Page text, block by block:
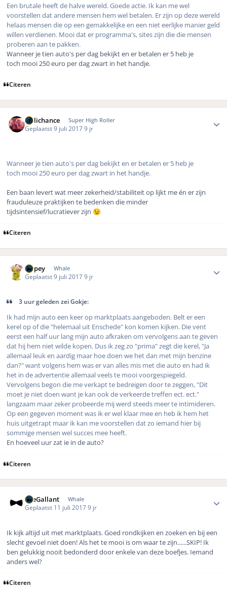
Een brutale heeft de halve wereld. Goede actie. Ik kan me wel
voorstellen dat andere mensen hem wel betalen. Er zijn op deze wereld
helaas mensen die op een gemakkelijke en een niet eerlijke manier geld
willen verdienen. Mooi dat er programma's, sites zijn die die mensen
proberen aan te pakken.
Wanneer je tien auto's per dag bekijkt en er betalen er 5 heb je
toch mooi 250 euro per dag zwart in het handje.
Citeren
Hillichance Super High Roller
Geplaatst9 juli 20179 jr
Wanneer je tien auto's per dag bekijkt en er betalen er 5 heb je
toch mooi 250 euro per dag zwart in het handje.
Een baan levert wat meer zekerheid/stabiliteit op lijkt me én er zijn
frauduleuze praktijken te bedenken die minder
tijdsintensief/lucratiever zijn 😉
Citeren
Dopey Whale
Geplaatst9 juli 20179 jr
3 uur geleden zei Gokje:
Ik had mijn auto een keer op marktplaats aangeboden. Belt er een
kerel op of die "helemaal uit Enschede" kon komen kijken. Die vent
eerst een half uur lang mijn auto afkraken om vervolgens aan te geven
dat hij hem niet wilde kopen. Dus ik zeg zo "prima" zegt die kerel, "Ja
allemaal leuk en aardig maar hoe doen we het dan met mijn benzine
dan?" want volgens hem was er van alles mis met die auto en had ik
het in de advertentie allemaal veels te mooi voorgespiegeld.
Vervolgens begon die me verkapt te bedreigen door te zeggen, "Dit
moet je niet doen want je kan ook de verkeerde treffen ect. ect."
langzaam maar zeker probeerde mij werd steeds meer te intimideren.
Op een gegeven moment was ik er wel klaar mee en heb ik hem het
huis uitgetrapt maar ik kan me voorstellen dat zo iemand hier bij
sommige mensen wel succes mee heeft.
En hoeveel uur zat ie in de auto?
Citeren
TheGallant Whale
Geplaatst 11 juli 20179 jr
Ik kijk altijd uit met marktplaats. Goed rondkijken en zoeken en bij een
slecht gevoel niet doen! Als het te mooi is om waar te zijn......SKIP! Ik
ben gelukkig nooit bedonderd door enkele van deze boefjes. Iemand
anders wel?
Citeren